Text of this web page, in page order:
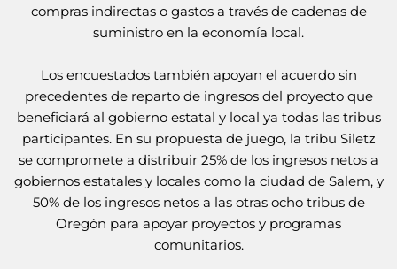
compras indirectas o gastos a través de cadenas de
suministro en la economía local.
Los encuestados también apoyan el acuerdo sin
precedentes de reparto de ingresos del proyecto que
beneficiará al gobierno estatal y local ya todas las tribus
participantes. En su propuesta de juego, la tribu Siletz
se compromete a distribuir 25% de los ingresos netos a
gobiernos estatales y locales como la ciudad de Salem, y
50% de los ingresos netos a las otras ocho tribus de
Oregón para apoyar proyectos y programas
comunitarios.